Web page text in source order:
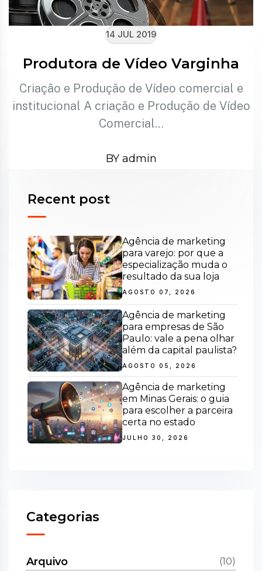
14 JUL 2019
Produtora de Vídeo Varginha
Criação e Produção de Vídeo comercial e
institucional A criação e Produção de Vídeo
Comercial…
BY admin
Recent post
Agência de marketing
para varejo: por que a
especialização muda o
resultado da sua loja
AGOSTO 07, 2026
Agência de marketing
para empresas de São
Paulo: vale a pena olhar
além da capital paulista?
AGOSTO 05, 2026
Agência de marketing
em Minas Gerais: o guia
para escolher a parceira
certa no estado
JULHO 30, 2026
Categorias
Arquivo (10)